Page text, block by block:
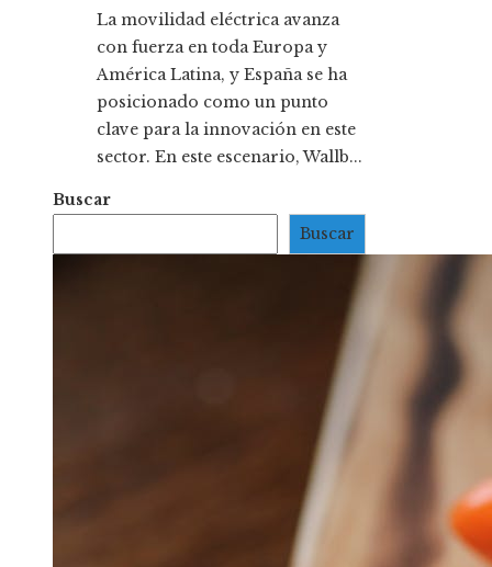
La movilidad eléctrica avanza
con fuerza en toda Europa y
América Latina, y España se ha
posicionado como un punto
clave para la innovación en este
sector. En este escenario, Wallb...
Buscar
Buscar